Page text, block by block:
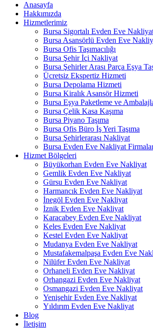
Anasayfa
Hakkımızda
Hizmetlerimiz
Bursa Sigortalı Evden Eve
Bursa Asansörlü Evden Eve
Bursa Ofis Taşımacılığı
Bursa Şehir İçi Nakliyat
Bursa Şehirler Arası Parça Eşya
Ücretsiz Ekspertiz Hizmeti
Bursa Depolama Hizmeti
Bursa Kiralık Asansör Hizmeti
Bursa Eşya Paketleme ve
Bursa Çelik Kasa Kaşıma
Bursa Piyano Taşıma
Bursa Ofis Büro İş Yeri Taşıma
Bursa Şehirlerarası Nakliyat
Bursa Evden Eve Nakliyat
Hizmet Bölgeleri
Büyükorhan Evden Eve Nakliyat
Gemlik Evden Eve Nakliyat
Gürsu Evden Eve Nakliyat
Harmancık Evden Eve Nakliyat
İnegöl Evden Eve Nakliyat
İznik Evden Eve Nakliyat
Karacabey Evden Eve Nakliyat
Keles Evden Eve Nakliyat
Kestel Evden Eve Nakliyat
Mudanya Evden Eve Nakliyat
Mustafakemalpaşa Evden Eve
Nilüfer Evden Eve Nakliyat
Orhaneli Evden Eve Nakliyat
Orhangazi Evden Eve Nakliyat
Osmangazi Evden Eve Nakliyat
Yenişehir Evden Eve Nakliyat
Yıldırım Evden Eve Nakliyat
Blog
İletişim